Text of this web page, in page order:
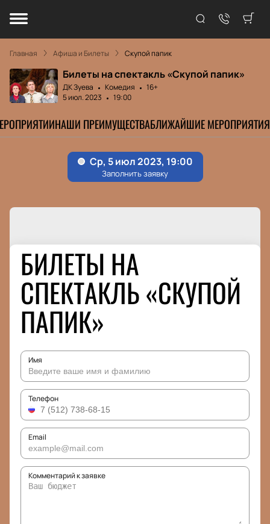
Главная Афиша и Билеты Скупой папик
Билеты на спектакль «Скупой папик»
ДК Зуева Комедия
16+
5 июл. 2023
19:00
НАШИ ПРЕИМУЩЕСТВАБЛИЖАЙШИЕ МЕРОПРИЯТИЯ
БИЛЕТЫ НА
СПЕКТАКЛЬ «СКУПОЙ
ПАПИК»
Имя
Телефон
Email
Комментарий к заявке